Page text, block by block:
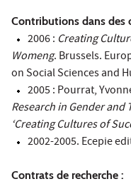
Contributions dans des
2006 : Creating
Womeng. Brussels.
on Social Sciences and
2005 : Pourrat,
Research in Gender
‘Creating Cultures of
2002-2005. Ecepie
Contrats de recherche :